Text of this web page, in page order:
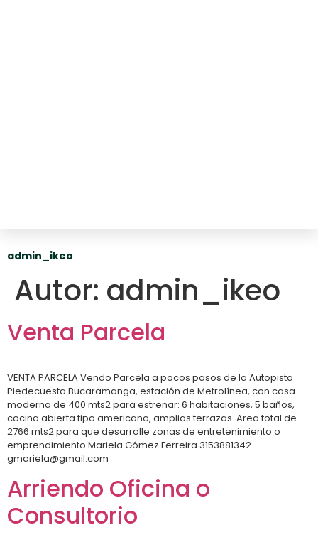
admin_ikeo
Autor: admin_ikeo
Venta Parcela
VENTA PARCELA Vendo Parcela a pocos pasos de la Autopista
Piedecuesta Bucaramanga, estación de Metrolínea, con casa
moderna de 400 mts2 para estrenar: 6 habitaciones, 5 baños,
cocina abierta tipo americano, amplias terrazas. Area total de
2766 mts2 para que desarrolle zonas de entretenimiento o
emprendimiento Mariela Gómez Ferreira 3153881342
gmariela@gmail.com
Arriendo Oficina o
Consultorio